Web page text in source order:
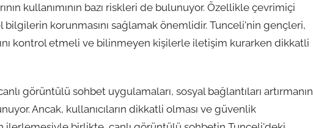
kullanımının bazı riskleri de bulunuyor. Özellikle çevrimiçi
korunmasını sağlamak önemlidir. Tunceli'nin gençleri,
kontrol etmeli ve bilinmeyen kişilerle iletişim kurarken dikkatli
görüntülü sohbet uygulamaları, sosyal bağlantıları artırmanın
Ancak, kullanıcıların dikkatli olması ve güvenlik